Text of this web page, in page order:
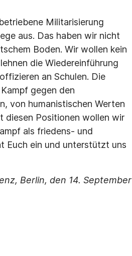
Militarisierung
aus. Das haben wir nicht
Boden. Wir wollen kein
die Wiedereinführung
an Schulen. Die
gegen den
von humanistischen Werten
diesen Positionen wollen wir
als friedens- und
Euch ein und unterstützt uns
Berlin, den 14. September